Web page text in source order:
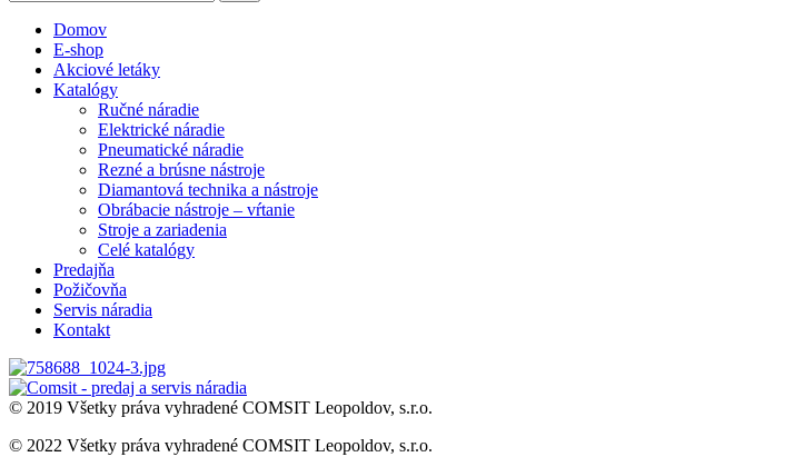
Domov
E-shop
Akciové letáky
Katalógy
Ručné náradie
Elektrické náradie
Pneumatické náradie
Rezné a brúsne nástroje
Diamantová technika a nástroje
Obrábacie nástroje – vŕtanie
Stroje a zariadenia
Celé katalógy
Predajňa
Požičovňa
Servis náradia
Kontakt
© 2019 Všetky práva vyhradené COMSIT Leopoldov, s.r.o.
© 2022 Všetky práva vyhradené COMSIT Leopoldov, s.r.o.